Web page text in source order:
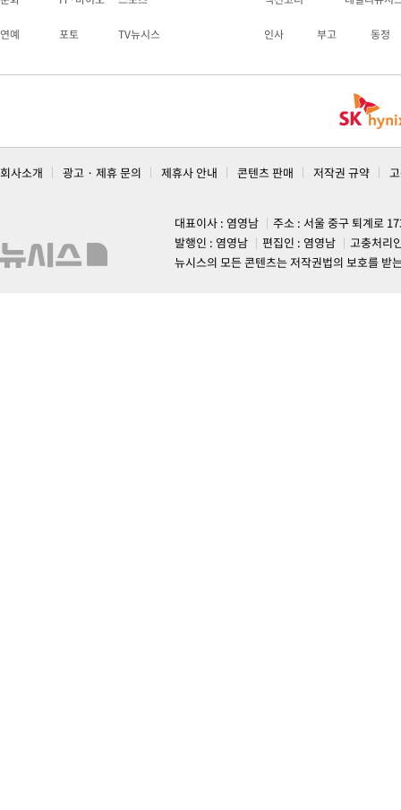
연예 포토 TV뉴시스 인사 부고 동정
회사소개 광고 · 제휴 문의 제휴사 안내 콘텐츠 판매 저작권 규약
대표이사 : 염영남
주소 : 서울 중구 퇴계로
발행인 : 염영남
편집인 : 염영남
고충처리
뉴시스의 모든 콘텐츠는 저작권법의 보호를